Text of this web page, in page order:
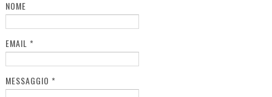
NOME
EMAIL *
MESSAGGIO *